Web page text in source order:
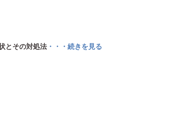
とその対処法 ・・・続きを見る